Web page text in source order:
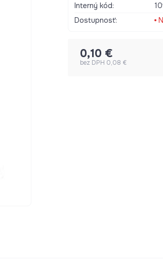
Interný kód:
Dostupnosť:
0,10 €
bez DPH 0,08 €